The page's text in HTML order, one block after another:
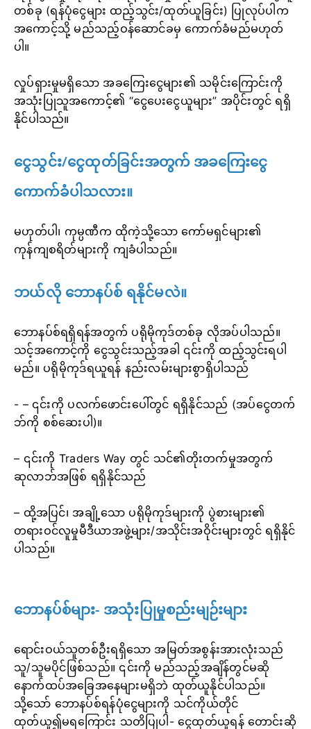
တစ်ခု (ရန်ပုံငွေများ ထည့်သွင်း/ထုတ်ယူခြင်း) ပြုလုပ်ပါက
အကောင့်သို့ မည်သည့်ဝန်ဆောင်ခမှ ကောက်ခံမည်မဟုတ်
ပါ။
လှုပ်ရှားမှုမရှိသော အခကြေးငွေများ၏ သမိုင်းကြောင်းကို
အသုံးပြုသူအကောင့်၏ “ငွေပေးငွေယူများ” အပိုင်းတွင် ရရှိ
နိုင်ပါသည်။
ငွေသွင်း/ငွေထုတ်ခြင်းအတွက် အခကြေးငွေ
ကောက်ခံပါသလား။
မဟုတ်ပါ၊ ကုမ္ပဏီက ထိုကဲ့သို့သော ကော်မရှင်များ၏
ကုန်ကျစရိတ်များကို ကျခံပါသည်။
ဘယ်လို ဘောနပ်စ် ရနိုင်မလဲ။
ဘောနပ်စ်ရရှိရန်အတွက် ပရိုမိုကုဒ်တစ်ခု လိုအပ်ပါသည်။
သင့်အကောင့်ကို ငွေသွင်းသည့်အခါ ၎င်းကို ထည့်သွင်းရပါ
မည်။ ပရိုမိုကုဒ်ရယူရန် နည်းလမ်းများစွာရှိပါသည်
- – ၎င်းကို ပလက်ဖောင်းပေါ်တွင် ရရှိနိုင်သည် (အပ်ငွေတက်
ဘ်ကို စစ်ဆေးပါ)။
– ၎င်းကို Traders Way တွင် သင်၏တိုးတက်မှုအတွက်
ဆုလာဘ်အဖြစ် ရရှိနိုင်သည်
– ထို့အပြင်၊ အချို့သော ပရိုမိုကုဒ်များကို ပွဲစားများ၏
တရားဝင်လူမှုမီဒီယာအဖွဲ့များ/အသိုင်းအဝိုင်းများတွင် ရရှိနိုင်
ပါသည်။
ဘောနပ်စ်များ- အသုံးပြုမှုစည်းမျဉ်းများ
ရောင်းဝယ်သူတစ်ဦးရရှိသော အမြတ်အစွန်းအားလုံးသည်
သူ/သူမပိုင်ဖြစ်သည်။ ၎င်းကို မည်သည့်အချိန်တွင်မဆို
နောက်ထပ်အခြေအနေများမရှိဘဲ ထုတ်ယူနိုင်ပါသည်။
သို့သော် ဘောနပ်စ်ရန်ပုံငွေများကို သင်ကိုယ်တိုင်
ထုတ်ယူ၍မရကြောင်း သတိပြုပါ- ငွေထုတ်ယူရန် တောင်းဆို